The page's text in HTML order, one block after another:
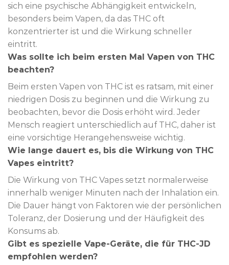
sich eine psychische Abhängigkeit entwickeln,
besonders beim Vapen, da das THC oft
konzentrierter ist und die Wirkung schneller
eintritt.
Was sollte ich beim ersten Mal Vapen von THC
beachten?
Beim ersten Vapen von THC ist es ratsam, mit einer
niedrigen Dosis zu beginnen und die Wirkung zu
beobachten, bevor die Dosis erhöht wird. Jeder
Mensch reagiert unterschiedlich auf THC, daher ist
eine vorsichtige Herangehensweise wichtig.
Wie lange dauert es, bis die Wirkung von THC
Vapes eintritt?
Die Wirkung von THC Vapes setzt normalerweise
innerhalb weniger Minuten nach der Inhalation ein.
Die Dauer hängt von Faktoren wie der persönlichen
Toleranz, der Dosierung und der Häufigkeit des
Konsums ab.
Gibt es spezielle Vape-Geräte, die für THC-JD
empfohlen werden?